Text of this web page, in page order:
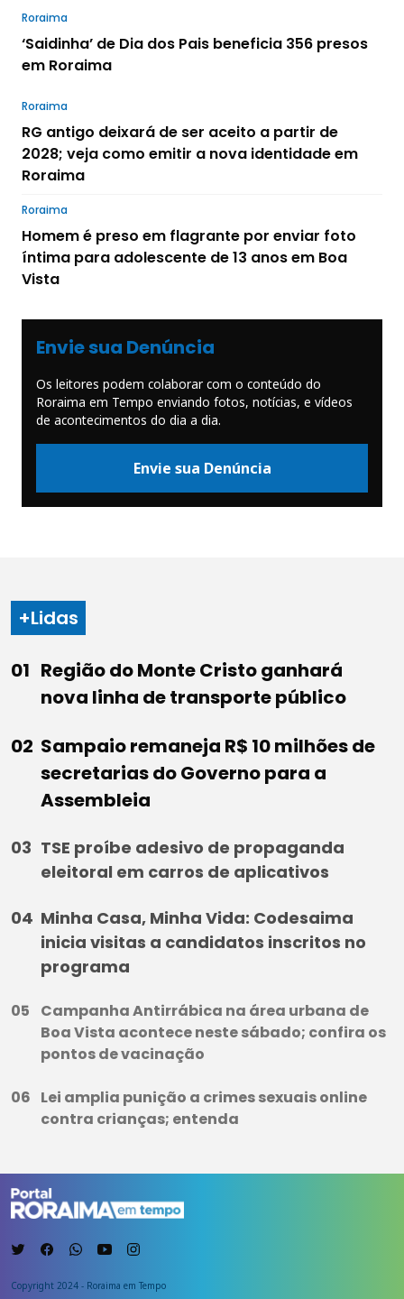
Roraima
‘Saidinha’ de Dia dos Pais beneficia 356 presos
em Roraima
Roraima
RG antigo deixará de ser aceito a partir de
2028; veja como emitir a nova identidade em
Roraima
Roraima
Homem é preso em flagrante por enviar foto
íntima para adolescente de 13 anos em Boa
Vista
Envie sua Denúncia
Os leitores podem colaborar com o conteúdo do
Roraima em Tempo enviando fotos, notícias, e vídeos
de acontecimentos do dia a dia.
Envie sua Denúncia
+Lidas
Região do Monte Cristo ganhará
nova linha de transporte público
Sampaio remaneja R$ 10 milhões de
secretarias do Governo para a
Assembleia
TSE proíbe adesivo de propaganda
eleitoral em carros de aplicativos
Minha Casa, Minha Vida: Codesaima
inicia visitas a candidatos inscritos no
programa
Campanha Antirrábica na área urbana de
Boa Vista acontece neste sábado; confira os
pontos de vacinação
Lei amplia punição a crimes sexuais online
contra crianças; entenda
Copyright 2024 - Roraima em Tempo